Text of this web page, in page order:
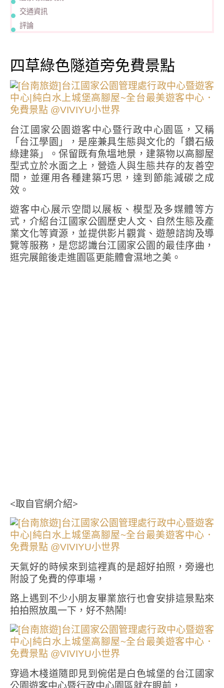
交通資訊
評論
四草綠色隧道旁免費景點
台江國家公園遊客中心暨行政中心園區，又稱
「台江學園」，是座兼具生態與文化的「鑽石級
綠建築」。保留既有魚塭地景，建築物以高腳屋
型式立於水面之上，營造人與生態共存的友善空
間，並運用各種建築巧思，達到節能減碳之成
效。
遊客中心展示空間以展板、模型及多媒體等方
式，介紹台江國家公園歷史人文、自然生態及產
業文化等資源，並提供影片觀賞、遊憩諮詢及導
覽等服務，是您認識台江國家公園的最佳序曲，
逛完展館後走進園區更能體會濕地之美。
<取自官網介紹>
天氣好的時候來到這裡真的是超好拍照，旁邊也
附設了免費的停車場，
路上遇到不少小朋友畢業旅行也會安排這景點來
拍拍照放風一下，好不熱鬧!
穿過木棧道隨即見到倇偌是白色城堡的台江國家